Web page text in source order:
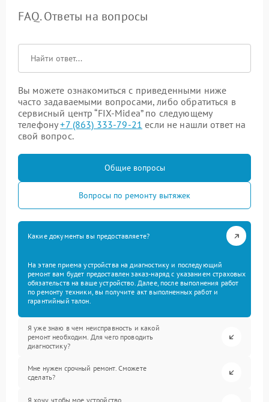
FAQ. Ответы на вопросы
Вы можете ознакомиться с приведенными ниже
часто задаваемыми вопросами, либо обратиться в
сервисный центр “FIX-Midea” по следующему
телефону+7 (863) 333-79-21 если не нашли ответ на
свой вопрос.
Общие вопросы
Вопросы по ремонту вытяжек
Какие документы вы предоставляете?
На этапе приема устройства на диагностику и последующий
ремонт вам будет предоставлен заказ-наряд с указанием страховых
обязательств на ваше устройство. Далее, после выполнения работ
по ремонту техники, вы получите акт выполненных работ и
гарантийный талон.
Я уже знаю в чем неисправность и какой
ремонт необходим. Для чего проводить
диагностику?
Мне нужен срочный ремонт. Сможете
сделать?
Я хочу, чтобы мое устройство